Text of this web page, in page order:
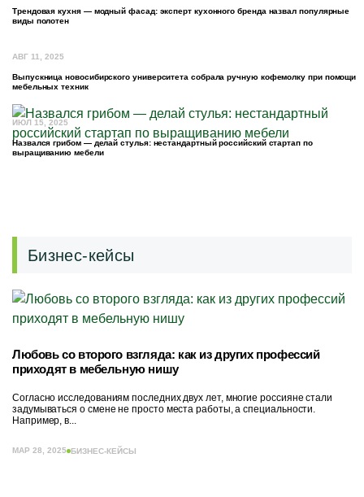
Трендовая кухня — модный фасад: эксперт кухонного бренда назвал популярные
виды полотен
АВГ 11, 2025
Выпускница новосибирского университета собрала ручную кофемолку при помощи
мебельных техник
ИЮЛ 15, 2025
Назвался грибом — делай стулья: нестандартный российский стартап по
выращиванию мебели
Бизнес-кейсы
Любовь со второго взгляда: как из других профессий
приходят в мебельную нишу
Согласно исследованиям последних двух лет, многие россияне стали
задумываться о смене не просто места работы, а специальности.
Например, в...
МАР 28, 2025 БИЗНЕС-КЕЙСЫ